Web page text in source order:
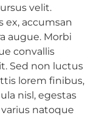
velit.
ex, accumsan
augue. Morbi
convallis
Sed non luctus
lorem finibus,
nisl, egestas
natoque